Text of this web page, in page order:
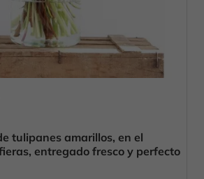
tulipanes amarillos, en el
entregado fresco y perfecto